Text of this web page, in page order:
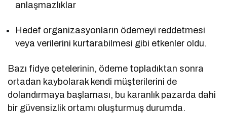
anlaşmazlıklar
Hedef organizasyonların ödemeyi reddetmesi
veya verilerini kurtarabilmesi gibi etkenler oldu.
Bazı fidye çetelerinin, ödeme topladıktan sonra
ortadan kaybolarak kendi müşterilerini de
dolandırmaya başlaması, bu karanlık pazarda dahi
bir güvensizlik ortamı oluşturmuş durumda.